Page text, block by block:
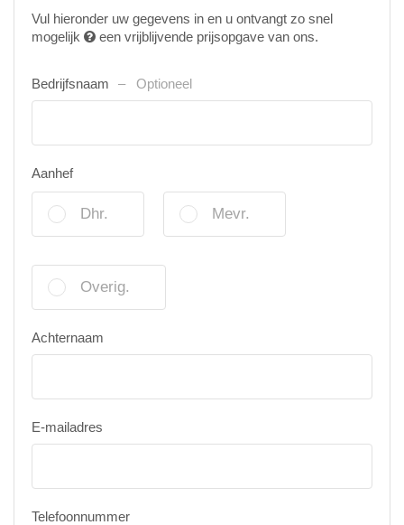
Vul hieronder uw gegevens in en u ontvangt zo snel
mogelijk
een vrijblijvende prijsopgave van ons.
Bedrijfsnaam Optioneel
Aanhef
Dhr. Mevr.
Overig.
Achternaam
E-mailadres
Telefoonnummer